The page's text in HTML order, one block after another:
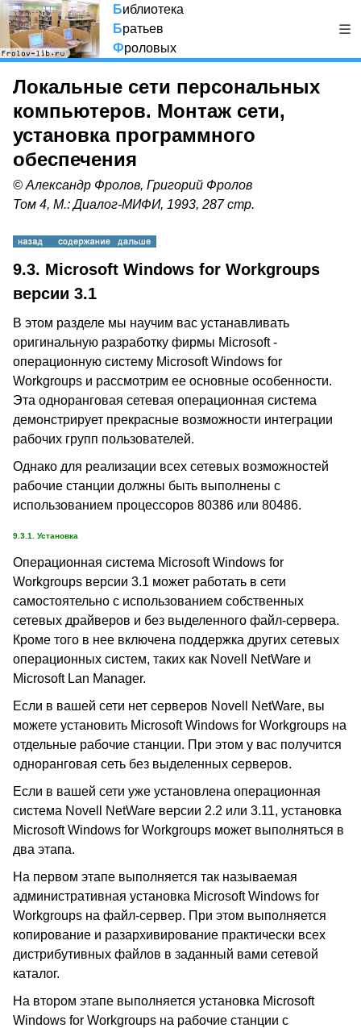
Библиотека
Братьев
Фроловых
Локальные сети персональных
компьютеров. Монтаж сети,
установка программного
обеспечения
© Александр Фролов, Григорий Фролов
Том 4, М.: Диалог-МИФИ, 1993, 287 стр.
9.3. Microsoft Windows for Workgroups
версии 3.1
В этом разделе мы научим вас устанавливать
оригинальную разработку фирмы Microsoft -
операционную систему Microsoft Windows for
Workgroups и рассмотрим ее основные особенности.
Эта одноранговая сетевая операционная система
демонстрирует прекрасные возможности интеграции
рабочих групп пользователей.
Однако для реализации всех сетевых возможностей
рабочие станции должны быть выполнены с
использованием процессоров 80386 или 80486.
9.3.1. Установка
Операционная система Microsoft Windows for
Workgroups версии 3.1 может работать в сети
самостоятельно с использованием собственных
сетевых драйверов и без выделенного файл-сервера.
Кроме того в нее включена поддержка других сетевых
операционных систем, таких как Novell NetWare и
Microsoft Lan Manager.
Если в вашей сети нет серверов Novell NetWare, вы
можете установить Microsoft Windows for Workgroups на
отдельные рабочие станции. При этом у вас получится
одноранговая сеть без выделенных серверов.
Если в вашей сети уже установлена операционная
система Novell NetWare версии 2.2 или 3.11, установка
Microsoft Windows for Workgroups может выполняться в
два этапа.
На первом этапе выполняется так называемая
административная установка Microsoft Windows for
Workgroups на файл-сервер. При этом выполняется
копирование и разархивирование практически всех
дистрибутивных файлов в заданный вами сетевой
каталог.
На втором этапе выполняется установка Microsoft
Windows for Workgroups на рабочие станции с